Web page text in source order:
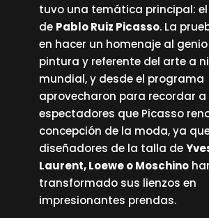
tuvo una temática principal:
de Pablo Ruiz Picasso. La
en hacer un homenaje al
pintura y referente del arte a
mundial, y desde el programa
aprovecharon para recordar a
espectadores que Picasso
concepción de la moda, ya
diseñadores de la talla de
Laurent, Loewe o Moschino
transformado sus lienzos en
impresionantes prendas.